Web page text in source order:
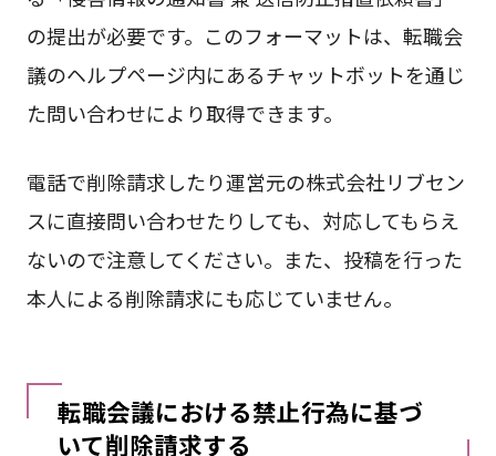
の提出が必要です。このフォーマットは、転職会
議のヘルプページ内にあるチャットボットを通じ
た問い合わせにより取得できます。
電話で削除請求したり運営元の株式会社リブセン
スに直接問い合わせたりしても、対応してもらえ
ないので注意してください。また、投稿を行った
本人による削除請求にも応じていません。
転職会議における禁止行為に基づ
いて削除請求する